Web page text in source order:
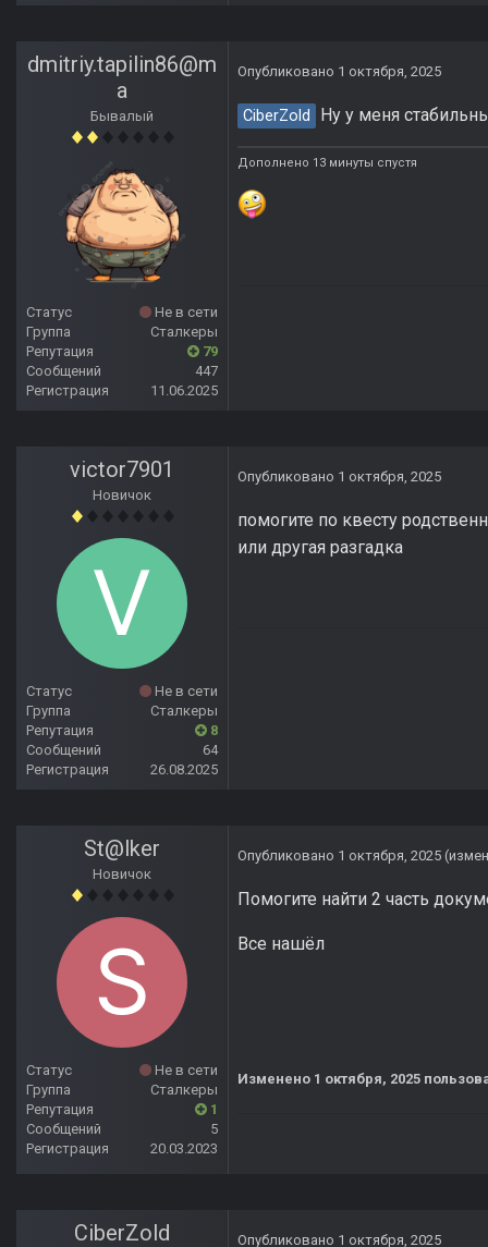
dmitriy.tapilin86@m
a
Бывалый
Статус
Не в сети
Группа
Сталкеры
Репутация
79
Сообщений
447
Регистрация
11.06.2025
Опубликовано 1 октября, 2025
CiberZold Ну у меня
Дополнено 13 минуты спустя
victor7901
Новичок
Статус
Не в сети
Группа
Сталкеры
Репутация
8
Сообщений
64
Регистрация
26.08.2025
Опубликовано 1 октября, 2025
помогите по квесту
или другая разгадка
St@lker
Новичок
Статус
Не в сети
Группа
Сталкеры
Репутация
1
Сообщений
5
Регистрация
20.03.2023
Опубликовано 1 октября, 2025
Помогите найти 2 часть
Все нашёл
Изменено 1 октября, 2025
CiberZold Опубликовано 1 октября, 2025